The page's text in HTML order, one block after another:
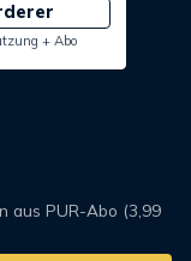
+ Abo
aus PUR-Abo (3,99